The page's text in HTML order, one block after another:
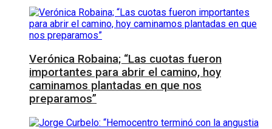
Verónica Robaina; “Las cuotas fueron
importantes para abrir el camino, hoy
caminamos plantadas en que nos
preparamos”